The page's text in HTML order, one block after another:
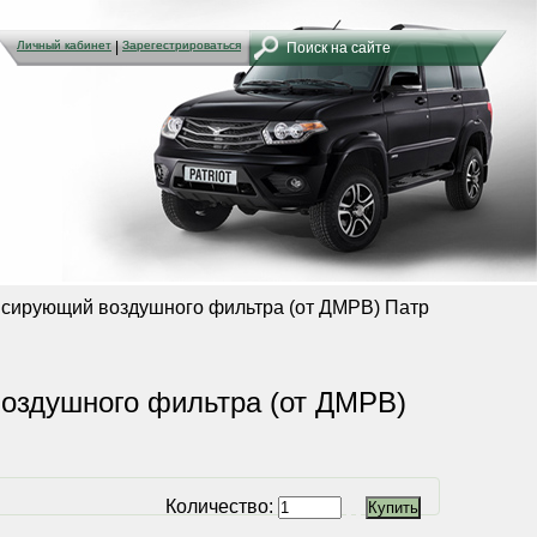
Личный кабинет|Зарегестрироваться
Личный кабинет|Зарегестрироваться
воздушного фильтра (от ДМРВ) Патр
фильтра (от ДМРВ)
Количество: